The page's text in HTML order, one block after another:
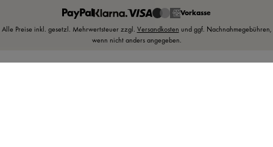
Vorkasse
Alle Preise inkl. gesetzl. Mehrwertsteuer zzgl. Versandkosten und ggf. Nachnahmegebühren,
wenn nicht anders angegeben.